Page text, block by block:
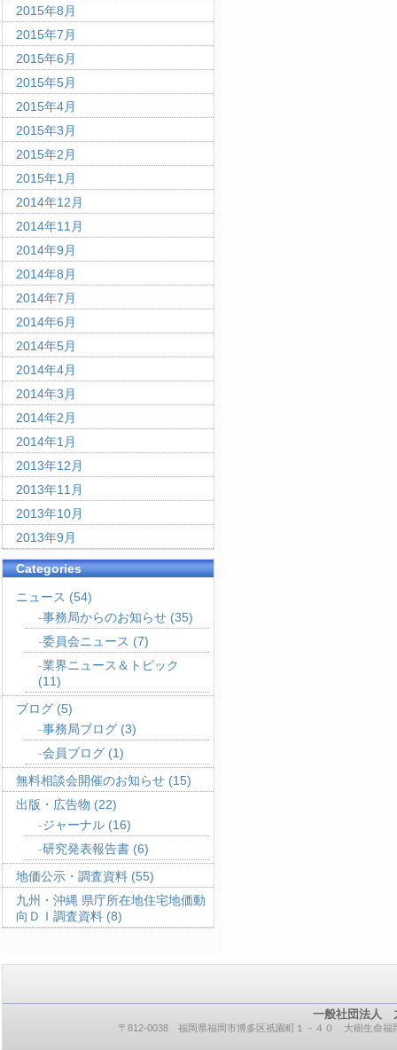
2015年8月
2015年7月
2015年6月
2015年5月
2015年4月
2015年3月
2015年2月
2015年1月
2014年12月
2014年11月
2014年9月
2014年8月
2014年7月
2014年6月
2014年5月
2014年4月
2014年3月
2014年2月
2014年1月
2013年12月
2013年11月
2013年10月
2013年9月
Categories
ニュース (54)
事務局からのお知らせ (35)
委員会ニュース (7)
業界ニュース＆トピック
(11)
ブログ (5)
事務局ブログ (3)
会員ブログ (1)
無料相談会開催のお知らせ (15)
出版・広告物 (22)
ジャーナル (16)
研究発表報告書 (6)
地価公示・調査資料 (55)
九州・沖縄 県庁所在地住宅地価動
向ＤＩ調査資料 (8)
一般社団法人
〒812-0038 福岡県福岡市博多区祇園町１－４０ 大樹生命